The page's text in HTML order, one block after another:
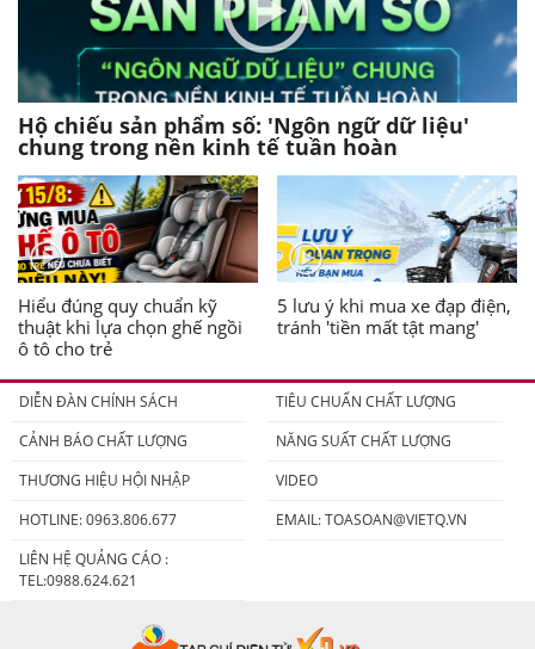
Hộ chiếu sản phẩm số: 'Ngôn ngữ dữ liệu'
chung trong nền kinh tế tuần hoàn
Hiểu đúng quy chuẩn kỹ
thuật khi lựa chọn ghế ngồi
ô tô cho trẻ
5 lưu ý khi mua xe đạp điện,
tránh 'tiền mất tật mang'
DIỄN ĐÀN CHÍNH SÁCH
TIÊU CHUẨN CHẤT LƯỢNG
CẢNH BÁO CHẤT LƯỢNG
NĂNG SUẤT CHẤT LƯỢNG
THƯƠNG HIỆU HỘI NHẬP
VIDEO
HOTLINE: 0963.806.677
EMAIL:TOASOAN@VIETQ.VN
LIÊN HỆ QUẢNG CÁO :
TEL:0988.624.621